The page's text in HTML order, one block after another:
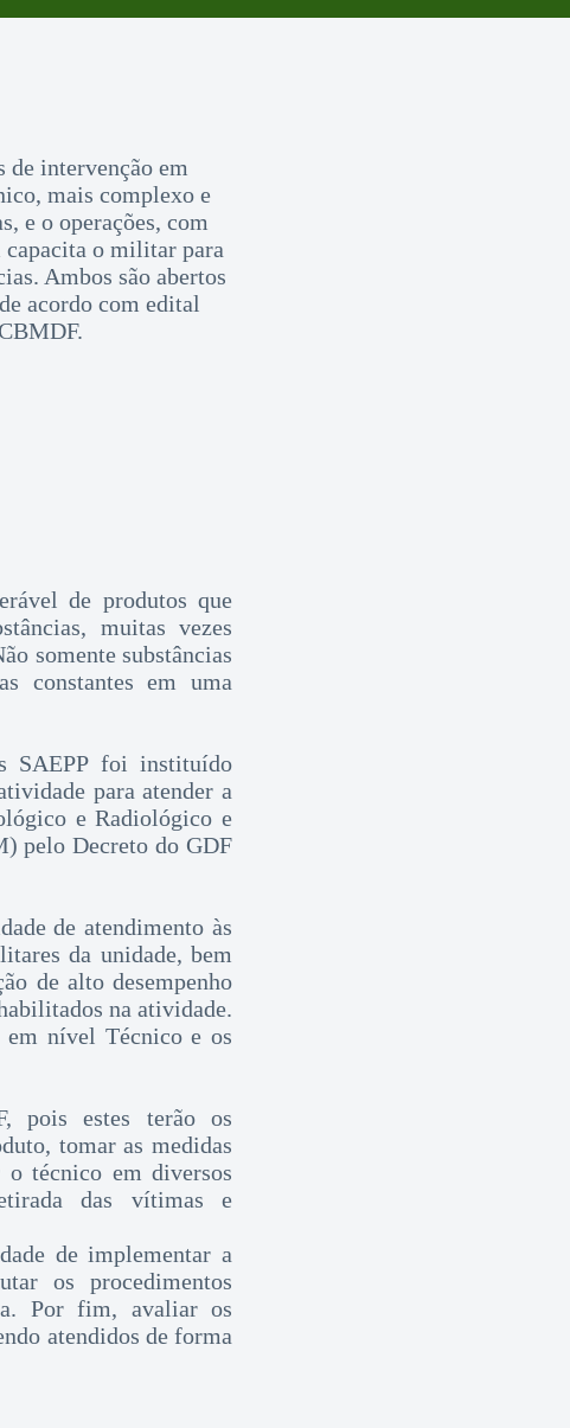
intervenção em
mais complexo e
e o operações, com
capacita o militar para
Ambos são abertos
acordo com edital
de produtos que
muitas vezes
somente substâncias
constantes em uma
SAEPP foi instituído
para atender a
e Radiológico e
pelo Decreto do GDF
de atendimento às
da unidade, bem
de alto desempenho
na atividade.
em nível Técnico e os
pois estes terão os
tomar as medidas
o técnico em diversos
das vítimas e
de implementar a
os procedimentos
Por fim, avaliar os
atendidos de forma